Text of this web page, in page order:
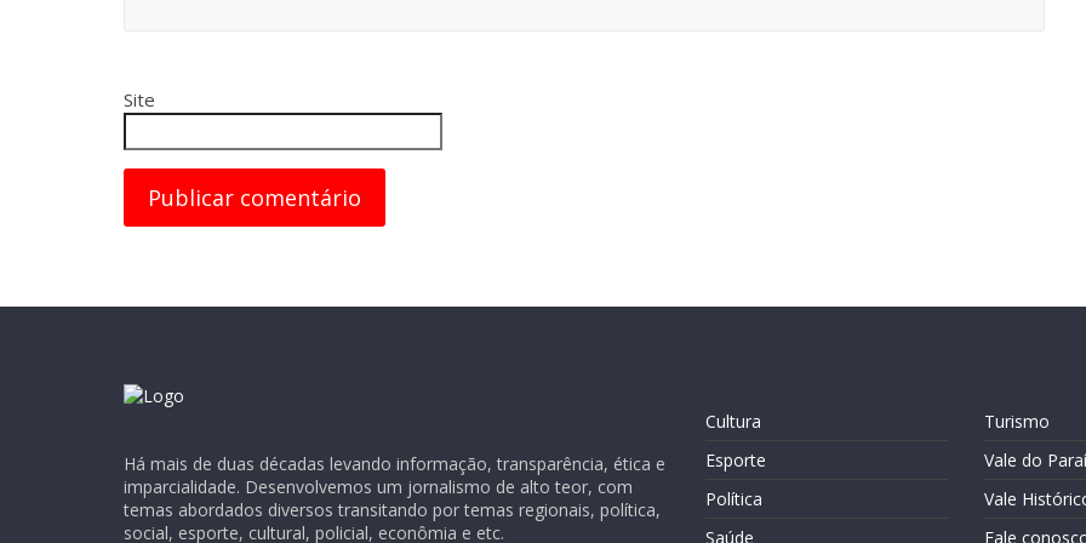
Site
Há mais de duas décadas levando informação, transparência, ética e
imparcialidade. Desenvolvemos um jornalismo de alto teor, com
temas abordados diversos transitando por temas regionais, política,
social, esporte, cultural, policial, econômia e etc.
Cultura
Esporte
Política
Saúde
Turismo
Vale do
Vale
Fale